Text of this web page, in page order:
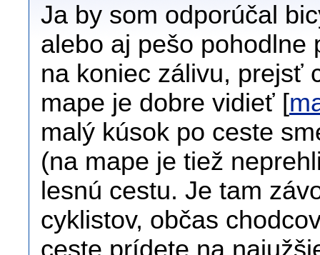
Ja by som odporúčal
alebo aj pešo
na koniec zálivu, prejsť
mape je dobre vidieť [
malý kúsok po ceste
(na mape je tiež
lesnú cestu. Je tam
cyklistov, občas
ceste prídete na